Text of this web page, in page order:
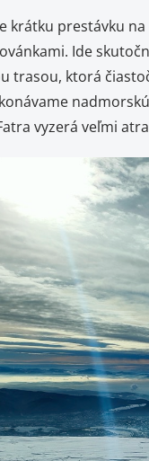
prestávku na
Ide
trasou, ktorá
vyzerá veľmi